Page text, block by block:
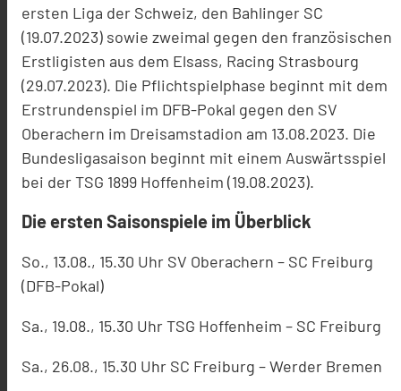
ersten Liga der Schweiz, den Bahlinger SC
(19.07.2023) sowie zweimal gegen den französischen
Erstligisten aus dem Elsass, Racing Strasbourg
(29.07.2023). Die Pflichtspielphase beginnt mit dem
Erstrundenspiel im DFB-Pokal gegen den SV
Oberachern im Dreisamstadion am 13.08.2023. Die
Bundesligasaison beginnt mit einem Auswärtsspiel
bei der TSG 1899 Hoffenheim (19.08.2023).
Die ersten Saisonspiele im Überblick
So., 13.08., 15.30 Uhr SV Oberachern – SC Freiburg
(DFB-Pokal)
Sa., 19.08., 15.30 Uhr TSG Hoffenheim – SC Freiburg
Sa., 26.08., 15.30 Uhr SC Freiburg – Werder Bremen